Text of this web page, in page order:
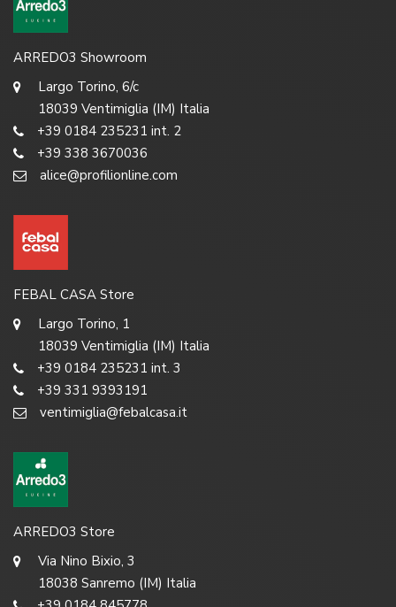
ARREDO3 Showroom
Largo Torino, 6/c
18039 Ventimiglia (IM) Italia
+39 0184 235231 int. 2
+39 338 3670036
alice@profilionline.com
FEBAL CASA Store
Largo Torino, 1
18039 Ventimiglia (IM) Italia
+39 0184 235231 int. 3
+39 331 9393191
ventimiglia@febalcasa.it
ARREDO3 Store
Via Nino Bixio, 3
18038 Sanremo (IM) Italia